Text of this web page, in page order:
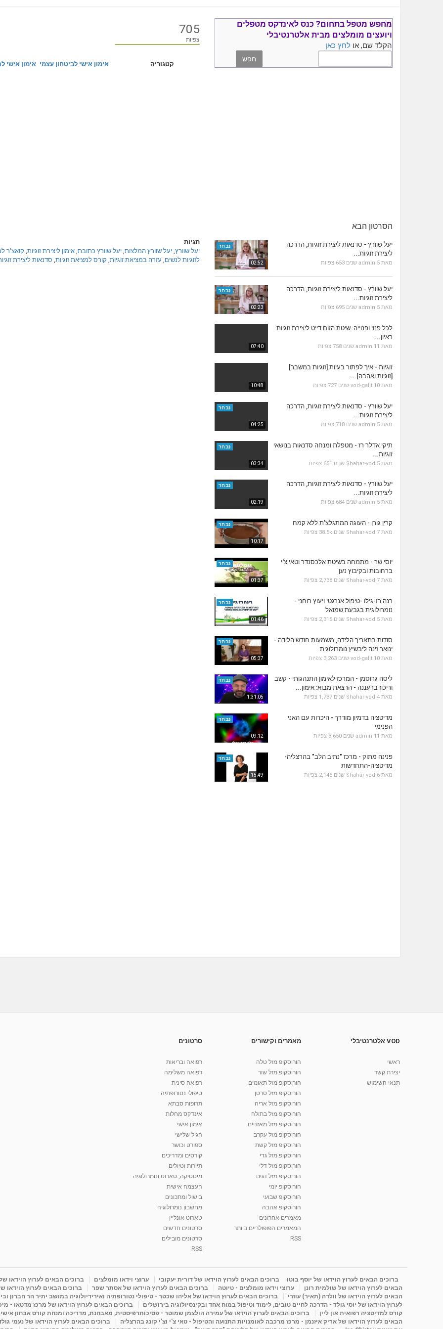
705
צפיות
קטגוריה אימון אישי לביטחון עצמי אימון אישי
תגיות
יעל שוורץ, יעל שוורץ המלצות, יעל שוורץ כתובת, אימון ליצירת זוגיות, קואצ'ר
לזוגיות לנשים, עזרה במציאת זוגיות, קורס למציאת זוגיות, סדנאות ליצירת
מחפש מטפל בתחום? כנס לאינדקס מטפלים
ויועצים מומלצים מבית אלטרנטיבלי
הקלד שם, או לחץ כאן
הסרטון הבא
02:52
נבחר
יעל שוורץ - סדנאות ליצירת זוגיות, הדרכה
ליצירת זוגיות...
מאת admin 5 שנים 653 צפיות
02:23
נבחר
יעל שוורץ - סדנאות ליצירת זוגיות, הדרכה
ליצירת זוגיות...
מאת admin 5 שנים 695 צפיות
07:40
לכל פנוי ופנוייה: שיטת הזום דייט ליצירת זוגיות
ראיון...
מאת admin 11 שנים 758 צפיות
10:48
זוגיות - איך לפתור בעיות [זוגיות במשבר]
[זוגיות ואהבה]...
מאת vod-galit 10 שנים 727 צפיות
04:25
נבחר
יעל שוורץ - סדנאות ליצירת זוגיות, הדרכה
ליצירת זוגיות...
מאת admin 5 שנים 718 צפיות
03:34
נבחר
תיקי אדלר רז - מטפלת ומנחה סדנאות בנושאי
זוגיות...
מאת Shahar-vod 5 שנים 651 צפיות
02:19
נבחר
יעל שוורץ - סדנאות ליצירת זוגיות, הדרכה
ליצירת זוגיות...
מאת admin 5 שנים 684 צפיות
10:17
נבחר קרין גורן - העוגה המתגלצ’ת ללא קמח
מאת Shahar-vod 7 שנים 38.5k צפיות
01:37
נבחר
יוסי שר - מתמחה בשיטת אלכסנדר וטאי צ'י
ברחובות ובקיבוץ נען
מאת Shahar-vod 7 שנים 2,738 צפיות
01:46
נבחר
רנה רז-גילו -טיפול אנרגטי ויעוץ רוחני -
נומרולוגית בגבעת שמואל
מאת Shahar-vod 5 שנים 2,315 צפיות
05:37
נבחר
סודות בתאריך הלידה, משמעות חודש הלידה -
ינואר זינה ליבשיץ נומרולוגית
מאת vod-galit 10 שנים 3,263 צפיות
1:31:05
נבחר
ליסה גרוסמן - המרכז לאימון התנהגותי - קשב
וריכוז ברעננה - הרצאת מבוא: אימון...
מאת Shahar-vod 4 שנים 1,737 צפיות
09:12
נבחר
מדיטציה בדמיון מודרך - היכרות עם האני
הפנימי
מאת admin 11 שנים 3,650 צפיות
15:49
נבחר
פנינה מתוק - מרכז "נתיב הלב" בהרצליה-
מדיטציה-התחדשות
מאת Shahar-vod 6 שנים 2,146 צפיות
VOD אלטרנטיבלי
ראשי
יצירת קשר
תנאי השימוש
מאמרים וקישורים
הורוסקופ מזל טלה
הורוסקופ מזל שור
הורוסקופ מזל תאומים
הורוסקופ מזל סרטן
הורוסקופ מזל אריה
הורוסקופ מזל בתולה
הורוסקופ מזל מאזניים
הורוסקופ מזל עקרב
הורוסקופ מזל קשת
הורוסקופ מזל גדי
הורוסקופ מזל דלי
הורוסקופ מזל דגים
הורוסקופ יומי
הורוסקופ שבועי
הורוסקופ אהבה
מאמרים אחרונים
המאמרים הפופולריים ביותר
RSS
סרטונים
רפואה ובריאות
רפואה משלימה
רפואה סינית
טיפולי נטורופתיה
תרופות סבתא
אינדקס מחלות
אימון אישי
הגיל שלישי
ספורט וכושר
קורסים ומדריכים
תיירות וטיולים
מיסטיקה, טארוט ונומרולוגיה
העצמה אישית
בישול ומתכונים
מחשבון נומרולוגיה
טארוט אונליין
סרטונים חדשים
סרטונים מובילים
RSS
ברוכים הבאים לערוץ הוידאו של יוסף בוטו ברוכים הבאים לערוץ הוידאו של דורית יעקובי ערוצי וידאו מומלצים
ברוכים הבאים לערוץ הוידאו
הבאים לערוץ הוידאו של שולמית רונן
ערוצי וידאו מומלצים - טיוטה ברוכים הבאים לערוץ הוידאו של אסתר שפר
ברוכים הבאים לערוץ הוידאו
הבאים לערוץ הוידאו של וולדה (תאיר) עוזרי
ברוכים הבאים לערוץ הוידאו של אליהו שכטר - טיפולי נטורופתיה ואירידיולוגיה במושב יתיר הר חברון
לערוץ הוידאו של יוסי גולד - הדרכה לחיים טובים, לימוד וטיפול במוח אחד ובקינסיולוגיה בירושלים
ברוכים הבאים לערוץ הוידאו של מרכז מדטאו -
קורס למדיטציה רפואית און ליין
ברוכים הבאים לערוץ הוידאו של עמירה הולצמן שמוטר - פסיכותרפיסטית, מאבחנת, מדריכה ומנחת קורס אבחון
הבאים לערוץ הוידאו של אריק איזנמן - מרכז מרכבה לאומנויות התנועה והטיפול - טאי צ'י וצ'י קונג בהרצליה
ברוכים הבאים לערוץ הוידאו של נעמי